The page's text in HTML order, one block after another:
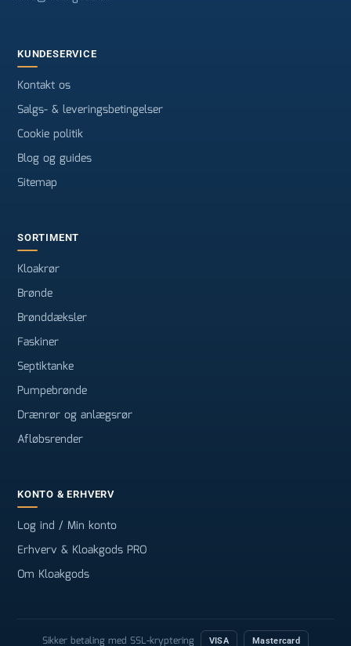
KUNDESERVICE
Kontakt os
Salgs- & leveringsbetingelser
Cookie politik
Blog og guides
Sitemap
SORTIMENT
Kloakrør
Brønde
Brønddæksler
Faskiner
Septiktanke
Pumpebrønde
Drænrør og anlægsrør
Afløbsrender
KONTO & ERHVERV
Log ind / Min konto
Erhverv & Kloakgods PRO
Om Kloakgods
Sikker betaling med SSL-kryptering VISA Mastercard